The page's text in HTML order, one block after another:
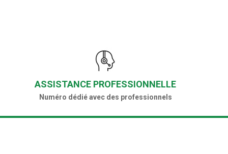
ASSISTANCE PROFESSIONNELLE
Numéro dédié avec des professionnels